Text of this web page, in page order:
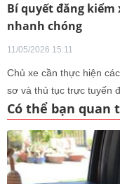
Bí quyết đăng kiểm
nhanh chóng
11/05/2026 15:11
Chủ xe cần thực hiện
sơ và thủ tục trực tuyến
nhanh chóng, hiệu quả.
Có thể bạn quan